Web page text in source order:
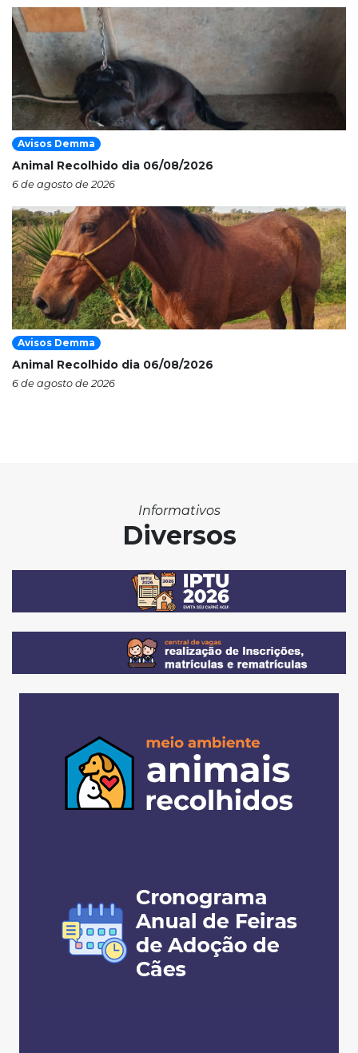
Avisos Demma
Animal Recolhido dia 06/08/2026
6 de agosto de 2026
Avisos Demma
Animal Recolhido dia 06/08/2026
6 de agosto de 2026
Informativos
Diversos